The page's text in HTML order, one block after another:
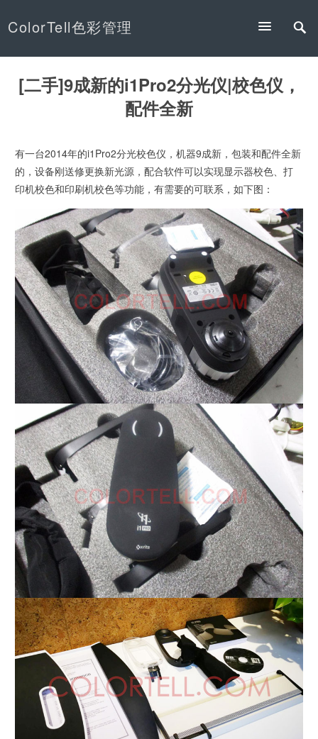
ColorTell色彩管理
[二手]9成新的i1Pro2分光仪|校色仪，
配件全新
有一台2014年的i1Pro2分光校色仪，机器9成新，包装和配件全新
的，设备刚送修更换新光源，配合软件可以实现显示器校色、打
印机校色和印刷机校色等功能，有需要的可联系，如下图：